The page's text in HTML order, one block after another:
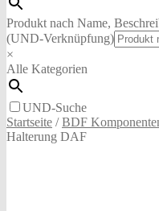
Produkt nach Name,
(UND-Verknüpfung)
×
Alle Kategorien
UND-Suche
Startseite /BDF
Halterung DAF